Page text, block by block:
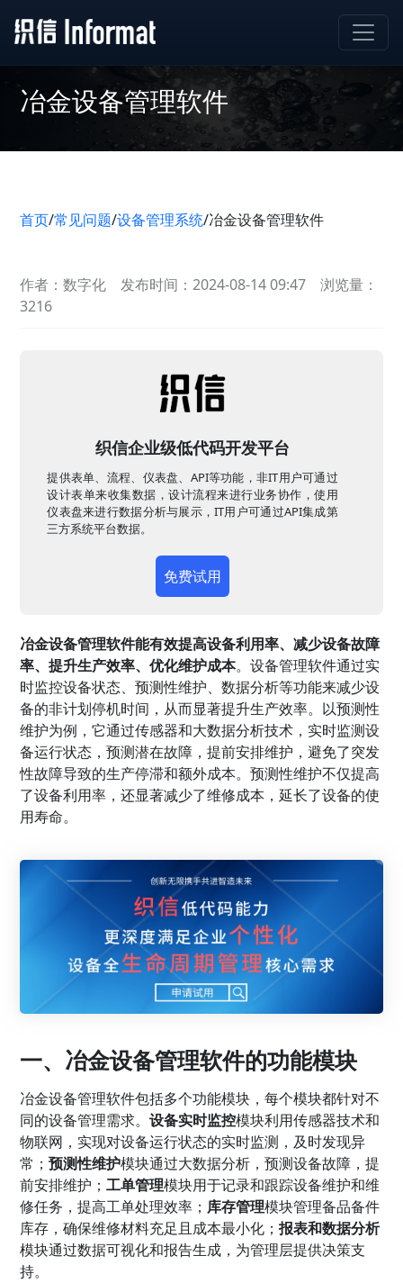
冶金设备管理软件
首页/常见问题/设备管理系统/冶金设备管理软件
作者：数字化 发布时间：2024-08-14 09:47
浏览量：
3216
织信企业级低代码开发平台
提供表单、流程、仪表盘、API等功能，非IT用户可通过
设计表单来收集数据，设计流程来进行业务协作，使用
仪表盘来进行数据分析与展示，IT用户可通过API集成第
三方系统平台数据。
免费试用
冶金设备管理软件能有效提高设备利用率、减少设备故障
率、提升生产效率、优化维护成本。设备管理软件通过实
时监控设备状态、预测性维护、数据分析等功能来减少设
备的非计划停机时间，从而显著提升生产效率。以预测性
维护为例，它通过传感器和大数据分析技术，实时监测设
备运行状态，预测潜在故障，提前安排维护，避免了突发
性故障导致的生产停滞和额外成本。预测性维护不仅提高
了设备利用率，还显著减少了维修成本，延长了设备的使
用寿命。
一、冶金设备管理软件的功能模块
冶金设备管理软件包括多个功能模块，每个模块都针对不
同的设备管理需求。设备实时监控模块利用传感器技术和
物联网，实现对设备运行状态的实时监测，及时发现异
常；预测性维护模块通过大数据分析，预测设备故障，提
前安排维护；工单管理模块用于记录和跟踪设备维护和维
修任务，提高工单处理效率；库存管理模块管理备品备件
库存，确保维修材料充足且成本最小化；报表和数据分析
模块通过数据可视化和报告生成，为管理层提供决策支
持。